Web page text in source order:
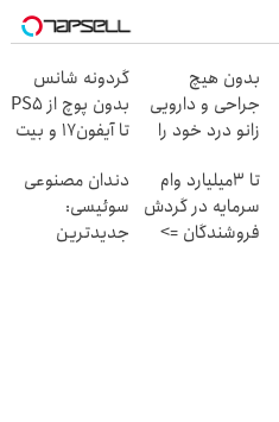
بدون هیچ
جراحی و دارویی
زانو درد خود را
پرسش نامه ▶
گردونه شانس
بدون پوچ از PS5
تا آیفون17 و بیت
تا 3میلیارد وام
سرمایه در گردش
فروشندگان =>
دندان مصنوعی
سوئیسی:
جدیدترین